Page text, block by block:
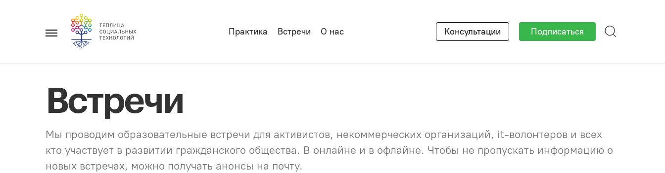
Главное
Практика Встречи О нас Консультации Подписаться
Встречи
Мы проводим образовательные встречи для активистов, некоммерческих организаций, it-волонтеров и всех
кто участвует в развитии гражданского общества. В онлайне и в офлайне. Чтобы не пропускать информацию о
новых встречах, можно получать анонсы на почту.